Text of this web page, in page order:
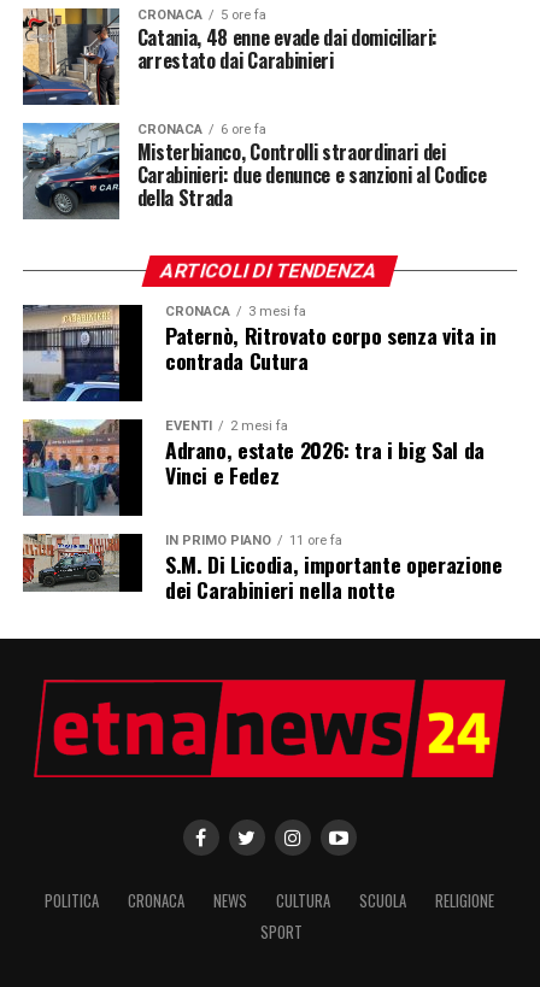
CRONACA 5 ore fa
Catania, 48 enne evade dai domiciliari:
arrestato dai Carabinieri
CRONACA 6 ore fa
Misterbianco, Controlli straordinari dei
Carabinieri: due denunce e sanzioni al Codice
della Strada
ARTICOLI DI TENDENZA
CRONACA 3 mesi fa
Paternò, Ritrovato corpo senza vita in
contrada Cutura
EVENTI 2 mesi fa
Adrano, estate 2026: tra i big Sal da
Vinci e Fedez
IN PRIMO PIANO 11 ore fa
S.M. Di Licodia, importante operazione
dei Carabinieri nella notte
POLITICA CRONACA NEWS CULTURA SCUOLA
RELIGIONE
SPORT